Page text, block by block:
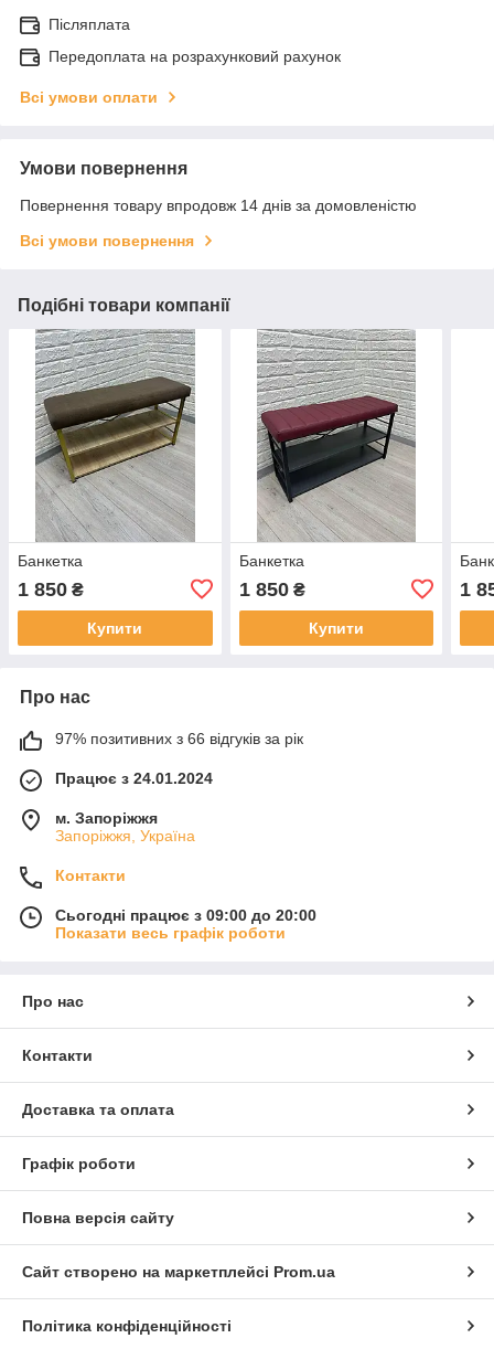
Післяплата
Передоплата на розрахунковий рахунок
Всі умови оплати
Умови повернення
Повернення товару впродовж 14 днів за домовленістю
Всі умови повернення
Подібні товари компанії
Банкетка
1 850 ₴
Купити
Банкетка
1 850₴
Купити
1
Про нас
97% позитивних з 66 відгуків за рік
Працює з 24.01.2024
м. Запоріжжя
Запоріжжя, Україна
Контакти
Сьогодні працює з 09:00 до 20:00
Показати весь графік роботи
Про нас
Контакти
Доставка та оплата
Графік роботи
Повна версія сайту
Сайт створено на маркетплейсі Prom.ua
Політика конфіденційності